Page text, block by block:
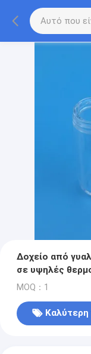
Δοχείο από
σε υψηλές
MOQ：1
Καλύτερη